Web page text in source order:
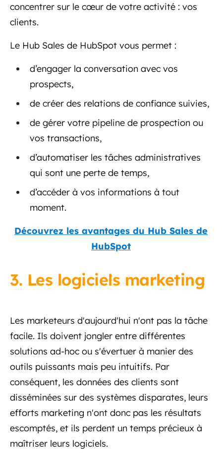
concentrer sur le cœur de votre activité : vos
clients.
Le Hub Sales de HubSpot vous permet :
d’engager la conversation avec vos
prospects,
de créer des relations de confiance suivies,
de gérer votre pipeline de prospection ou
vos transactions,
d’automatiser les tâches administratives
qui sont une perte de temps,
d’accéder à vos informations à tout
moment.
Découvrez les avantages du Hub Sales de
HubSpot
3. Les logiciels marketing
Les marketeurs d'aujourd'hui n'ont pas la tâche
facile. Ils doivent jongler entre différentes
solutions ad-hoc ou s'évertuer à manier des
outils puissants mais peu intuitifs. Par
conséquent, les données des clients sont
disséminées sur des systèmes disparates, leurs
efforts marketing n'ont donc pas les résultats
escomptés, et ils perdent un temps précieux à
maîtriser leurs logiciels.